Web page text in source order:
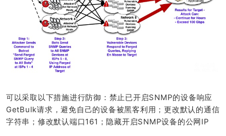
可以采取以下措施进行防御：禁止已开启SNMP的设备响应
GetBulk请求，避免自己的设备被黑客利用；更改默认的通信
字符串；修改默认端口161；隐藏开启SNMP设备的公网IP